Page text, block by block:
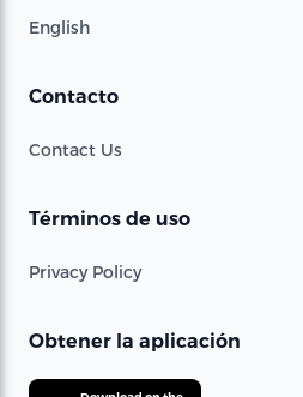
English
Contacto
Contact Us
Términos de uso
Privacy Policy
Obtener la aplicación